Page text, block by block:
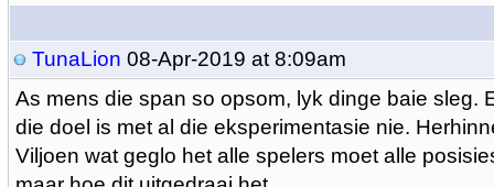
TunaLion 08-Apr-2019 at 8:09am
As mens die span so opsom, lyk dinge baie sleg.
die doel is met al die eksperimentasie nie.
Viljoen wat geglo het alle spelers moet alle